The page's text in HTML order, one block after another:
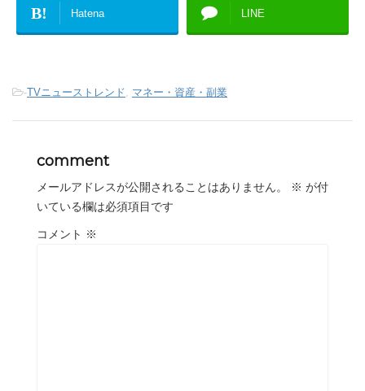
B! Hatena LINE
-TVニューストレンド, マネー・資産・副業
comment
メールアドレスが公開されることはありません。 ※ が付
いている欄は必須項目です
コメント ※